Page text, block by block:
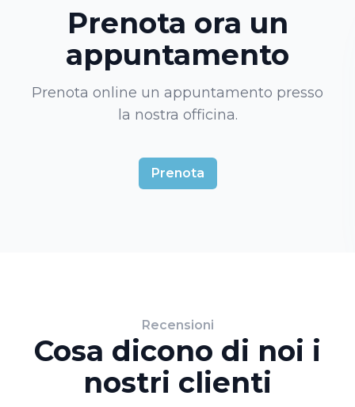
Prenota ora un
appuntamento
Prenota online un appuntamento presso
la nostra officina.
Prenota
Recensioni
Cosa dicono di noi i
nostri clienti